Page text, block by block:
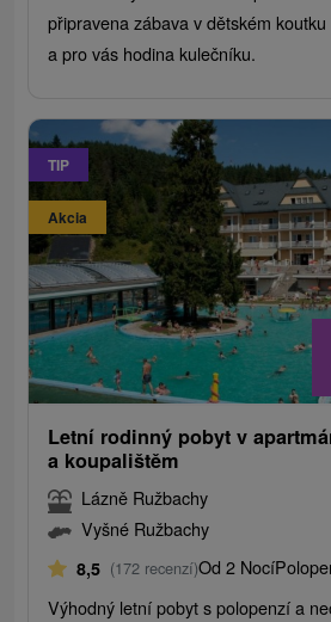
připravena zábava v dětském
a pro vás hodina kulečníku.
TIP
Akcia
Letní rodinný pobyt v
a koupalištěm
Lázně Ružbachy
Vyšné Ružbachy
8,5 (172 recenzí)Od 2 Nocí
Výhodný letní pobyt s polopenzí a